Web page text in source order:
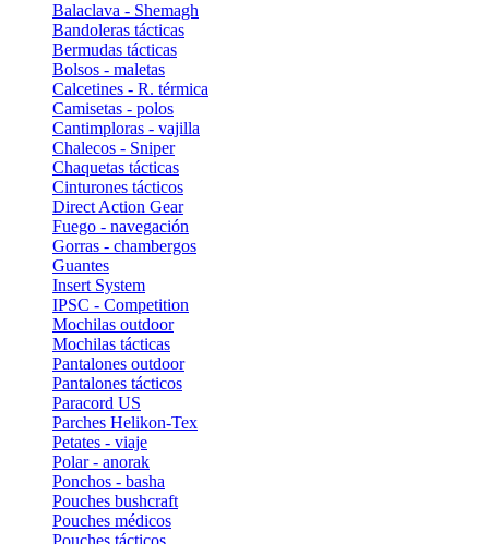
Balaclava - Shemagh
Bandoleras tácticas
Bermudas tácticas
Bolsos - maletas
Calcetines - R. térmica
Camisetas - polos
Cantimploras - vajilla
Chalecos - Sniper
Chaquetas tácticas
Cinturones tácticos
Direct Action Gear
Fuego - navegación
Gorras - chambergos
Guantes
Insert System
IPSC - Competition
Mochilas outdoor
Mochilas tácticas
Pantalones outdoor
Pantalones tácticos
Paracord US
Parches Helikon-Tex
Petates - viaje
Polar - anorak
Ponchos - basha
Pouches bushcraft
Pouches médicos
Pouches tácticos